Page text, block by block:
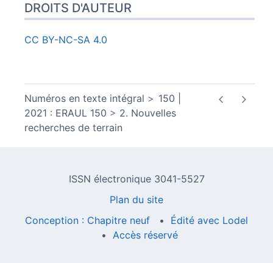
DROITS D'AUTEUR
CC BY-NC-SA 4.0
Numéros en texte intégral
150 |
2021 : ERAUL 150
2. Nouvelles
recherches de terrain
ISSN électronique 3041-5527
Plan du site
Conception : Chapitre neuf
Édité avec Lodel
Accès réservé